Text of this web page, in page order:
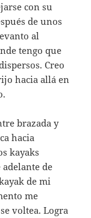
con su
de unos
al
tengo que
Creo
hacia allá en
brazada y
hacia
kayaks
de
de mi
me
voltea. Logra